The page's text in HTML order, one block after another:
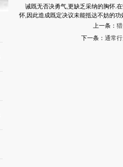
诫既无否决勇气,更缺乏采纳的胸怀.
怀,因此造成既定决议未能抵达不妨的
上一条：
下一条： 通常